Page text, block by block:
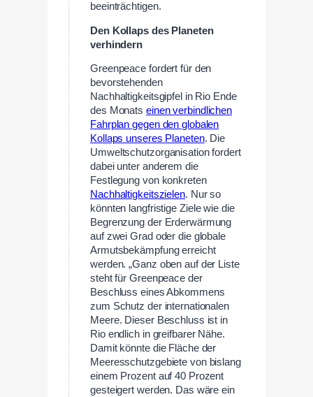
beeinträchtigen.
Den Kollaps des Planeten
verhindern
Greenpeace fordert für den
bevorstehenden
Nachhaltigkeitsgipfel in Rio Ende
des Monats einen verbindlichen
Fahrplan gegen den globalen
Kollaps unseres Planeten. Die
Umweltschutzorganisation fordert
dabei unter anderem die
Festlegung von konkreten
Nachhaltigkeitszielen. Nur so
könnten langfristige Ziele wie die
Begrenzung der Erderwärmung
auf zwei Grad oder die globale
Armutsbekämpfung erreicht
werden. „Ganz oben auf der Liste
steht für Greenpeace der
Beschluss eines Abkommens
zum Schutz der internationalen
Meere. Dieser Beschluss ist in
Rio endlich in greifbarer Nähe.
Damit könnte die Fläche der
Meeresschutzgebiete von bislang
einem Prozent auf 40 Prozent
gesteigert werden. Das wäre ein